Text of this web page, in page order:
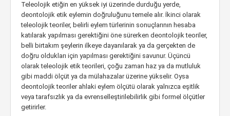
Teleolojik etiğin en yüksek iyi üzerinde durduğu yerde,
deontolojik etik eylemin doğruluğunu temele alır. İkinci olarak
teleolojik teoriler, belirli eylem türlerinin sonuçlarının hesaba
katılarak yapılması gerektiğini öne sürerken deontolojik teoriler,
belli birtakım şeylerin ilkeye dayanılarak ya da gerçekten de
doğru oldukları için yapılması gerektiğini savunur. Üçüncü
olarak teleolojik etik teorileri, çoğu zaman haz ya da mutluluk
gibi maddi ölçüt ya da mülahazalar üzerine yükselir. Oysa
deontolojik teoriler ahlaki eylem ölçütü olarak yalnızca eşitlik
veya tarafsızlık ya da evrenselleştirilebilirlik gibi formel ölçütler
getirirler.